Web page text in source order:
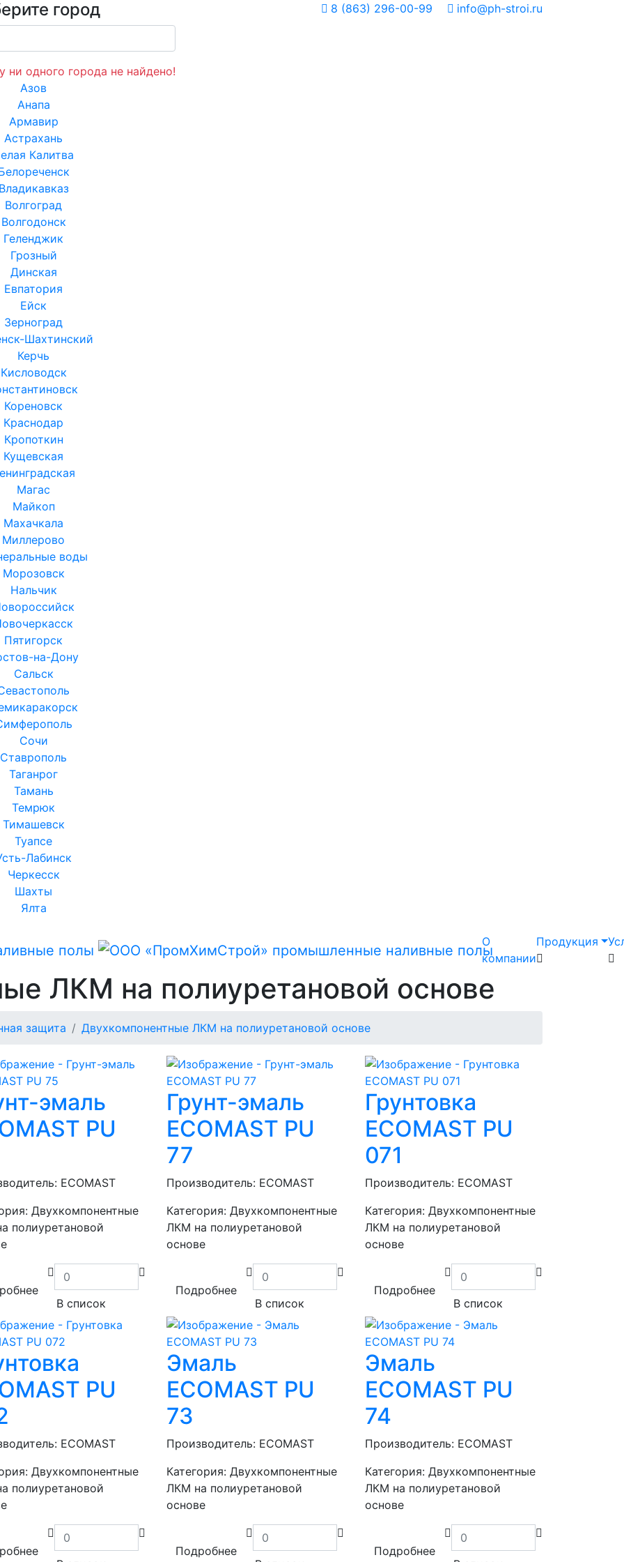
город
ни одного города не найдено!
Азов
Анапа
Армавир
Астрахань
Калитва
Волгоград
Волгодонск
Геленджик
Грозный
Динская
Евпатория
Ейск
Зерноград
Шахтинский
Керчь
Кисловодск
Кореновск
Краснодар
Кропоткин
Кущевская
Магас
Майкоп
Махачкала
Миллерово
воды
Морозовск
Нальчик
Пятигорск
на-Дону
Сальск
Сочи
Ставрополь
Таганрог
Тамань
Темрюк
Тимашевск
Туапсе
Лабинск
Черкесск
Шахты
Ялта
8 (863) 296-00-99 info@ph-stroi.ru
О
компании
Продукция
ЛКМ на полиуретановой основе
защита Двухкомпонентные ЛКМ на полиуретановой основе
эмаль
PU
ECOMAST
Двухкомпонентные
полиуретановой
В список
Грунт-эмаль
ECOMAST PU
77
Производитель: ECOMAST
Категория: Двухкомпонентные
ЛКМ на полиуретановой
основе
Подробнее
В список
Грунтовка
ECOMAST PU
071
Производитель: ECOMAST
Категория: Двухкомпонентные
ЛКМ на полиуретановой
основе
Подробнее
В список
PU
ECOMAST
Двухкомпонентные
полиуретановой
Эмаль
ECOMAST PU
73
Производитель: ECOMAST
Категория: Двухкомпонентные
ЛКМ на полиуретановой
основе
Подробнее
Эмаль
ECOMAST PU
74
Производитель: ECOMAST
Категория: Двухкомпонентные
ЛКМ на полиуретановой
основе
Подробнее